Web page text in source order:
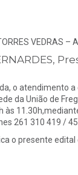
VEDRAS
o
da União de
às
261 310 419 /
o presente